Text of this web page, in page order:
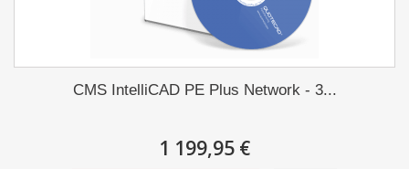
CMS IntelliCAD PE Plus Network - 3...
1 199,95 €